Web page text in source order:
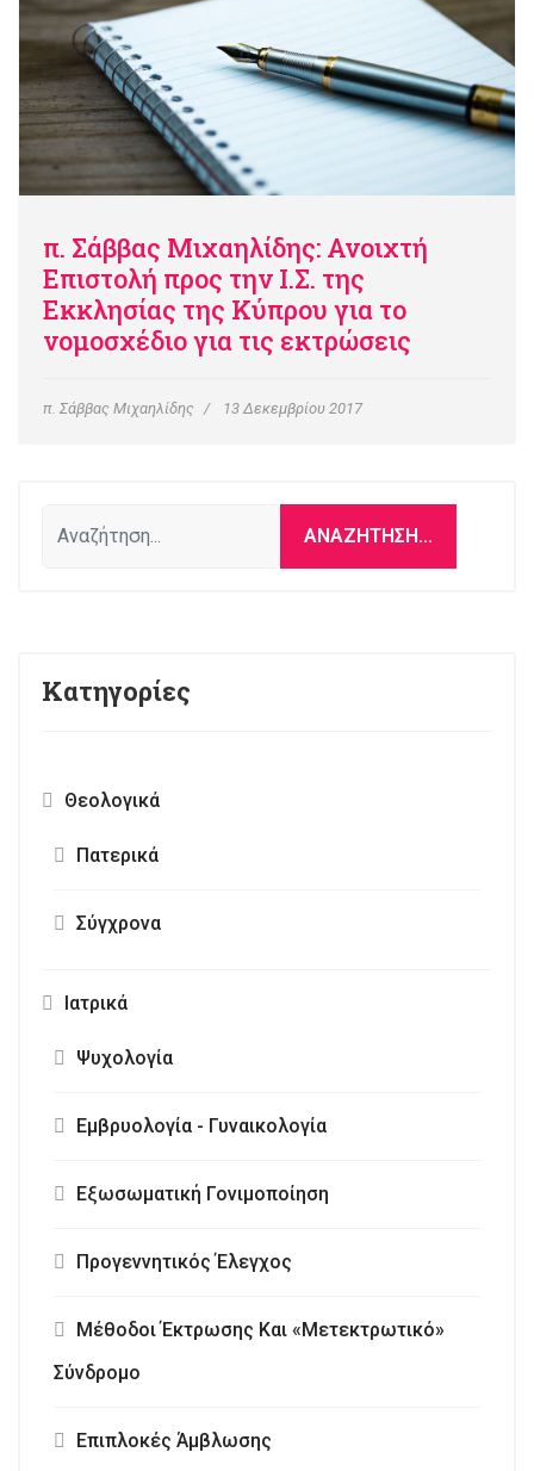
π. Σάββας Μιχαηλίδης: Ανοιχτή
Επιστολή προς την Ι.Σ. της
Εκκλησίας της Κύπρου για το
νομοσχέδιο για τις εκτρώσεις
π. Σάββας Μιχαηλίδης 13 Δεκεμβρίου 2017
ΑΝΑΖΉΤΗΣΗ...
Κατηγορίες
Θεολογικά
Πατερικά
Σύγχρονα
Ιατρικά
Ψυχολογία
Εμβρυολογία - Γυναικολογία
Εξωσωματική Γονιμοποίηση
Προγεννητικός Έλεγχος
Μέθοδοι Έκτρωσης Και «Μετεκτρωτικό»
Σύνδρομο
Επιπλοκές Άμβλωσης